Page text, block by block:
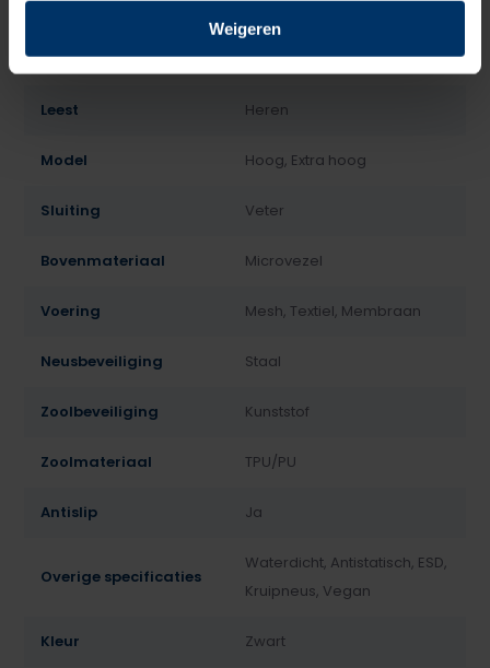
Weigeren
Normering S7
Leest Heren
Model Hoog, Extra hoog
Sluiting Veter
Bovenmateriaal Microvezel
Voering Mesh, Textiel, Membraan
Neusbeveiliging Staal
Zoolbeveiliging Kunststof
Zoolmateriaal TPU/PU
Antislip Ja
Overige specificaties
Waterdicht, Antistatisch, ESD,
Kruipneus, Vegan
Kleur Zwart